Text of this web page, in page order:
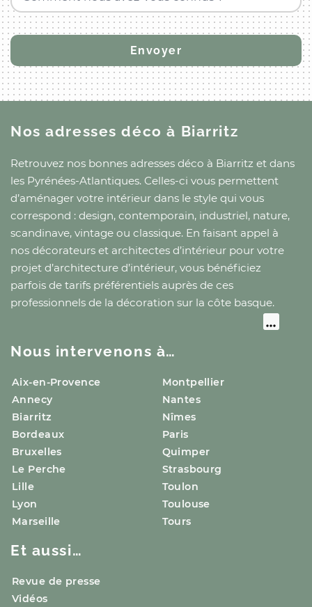
Nos adresses décoà Biarritz
Retrouvez nos bonnes adresses déco à Biarritz et dans
les Pyrénées-Atlantiques. Celles-ci vous permettent
d’aménager votre intérieur dans le style qui vous
correspond : design, contemporain, industriel, nature,
scandinave, vintage ou classique. En faisant appel à
nos décorateurs et architectes d’intérieur pour votre
projet d’architecture d’intérieur, vous bénéficiez
parfois de tarifs préférentiels auprès de ces
professionnels de la décoration sur la côte basque.
Nous intervenons à…
Aix-en-Provence
Annecy
Biarritz
Bordeaux
Bruxelles
Le Perche
Lille
Lyon
Marseille
Montpellier
Nantes
Nîmes
Paris
Quimper
Strasbourg
Toulon
Toulouse
Tours
Et aussi…
Revue de presse
Vidéos